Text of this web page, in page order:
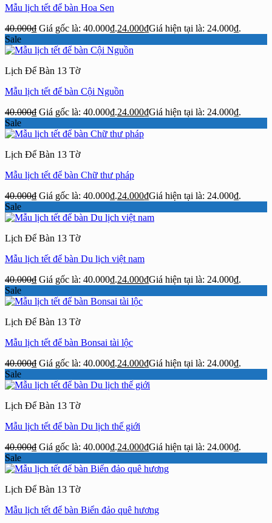
Mẫu lịch tết để bàn Hoa Sen
40.000₫ Giá gốc là: 40.000₫.24.000₫Giá hiện tại là: 24.000₫.
Sale
Lịch Để Bàn 13 Tờ
Mẫu lịch tết để bàn Cội Nguồn
40.000₫ Giá gốc là: 40.000₫.24.000₫Giá hiện tại là: 24.000₫.
Sale
Lịch Để Bàn 13 Tờ
Mẫu lịch tết để bàn Chữ thư pháp
40.000₫ Giá gốc là: 40.000₫.24.000₫Giá hiện tại là: 24.000₫.
Sale
Lịch Để Bàn 13 Tờ
Mẫu lịch tết để bàn Du lịch việt nam
40.000₫ Giá gốc là: 40.000₫.24.000₫Giá hiện tại là: 24.000₫.
Sale
Lịch Để Bàn 13 Tờ
Mẫu lịch tết để bàn Bonsai tài lộc
40.000₫ Giá gốc là: 40.000₫.24.000₫Giá hiện tại là: 24.000₫.
Sale
Lịch Để Bàn 13 Tờ
Mẫu lịch tết để bàn Du lịch thế giới
40.000₫ Giá gốc là: 40.000₫.24.000₫Giá hiện tại là: 24.000₫.
Sale
Lịch Để Bàn 13 Tờ
Mẫu lịch tết để bàn Biển đảo quê hương